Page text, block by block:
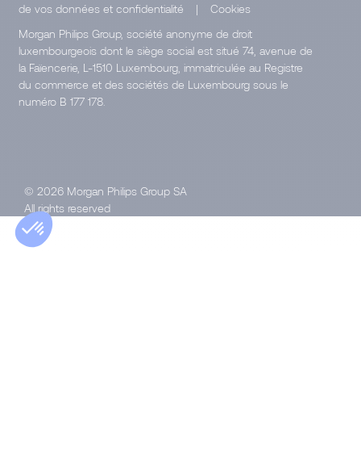
de vos données et confidentialité
|
Cookies
Morgan Philips Group, société anonyme de droit
luxembourgeois dont le siège social est situé 74, avenue de
la Faïencerie, L-1510 Luxembourg, immatriculée au Registre
du commerce et des sociétés de Luxembourg sous le
numéro B 177 178.
© 2026 Morgan Philips Group SA
All rights reserved